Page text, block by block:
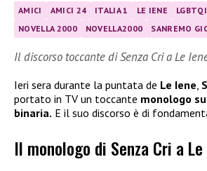
AMICI AMICI 24 ITALIA 1 LE IENE
NOVELLA 2000
NOVELLA2000 SANREMO
Il discorso toccante di Senza Cri a Le
Ieri sera durante la puntata de Le Iene
portato in TV un toccante monologo
binaria. E il suo discorso è di
Il monologo di Senza Cri a